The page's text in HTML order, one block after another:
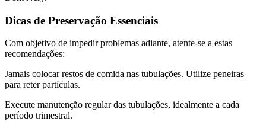
Dicas de Preservação Essenciais
Com objetivo de impedir problemas adiante, atente-se a estas
recomendações:
Jamais colocar restos de comida nas tubulações. Utilize peneiras
para reter partículas.
Execute manutenção regular das tubulações, idealmente a cada
período trimestral.